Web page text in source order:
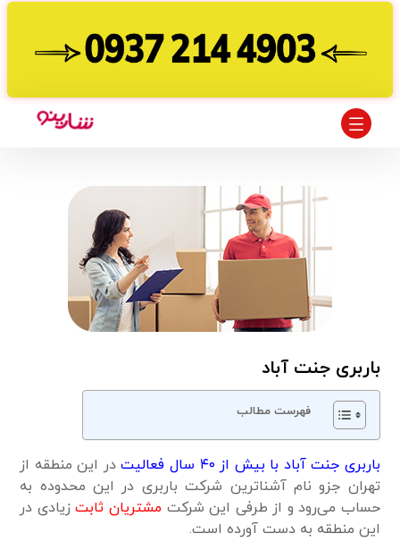
باربری جنت آباد
فهرست مطالب
باربری جنت آباد با بیش از ۴۰ سال فعالیت
در این منطقه از
تهران جزو نام آشناترین شرکت باربری در این محدوده به
حساب می‌رود و از طرفی این شرکت مشتریان ثابتزیادی در
این منطقه به دست آورده است.